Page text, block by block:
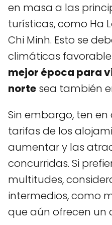
en masa a las
turísticas, como Ha
Chi Minh. Esto se
climáticas
mejor época para
norte sea también
Sin embargo, ten
tarifas de los
aumentar y las
concurridas. Si
multitudes,
intermedios, como
que aún ofrecen un